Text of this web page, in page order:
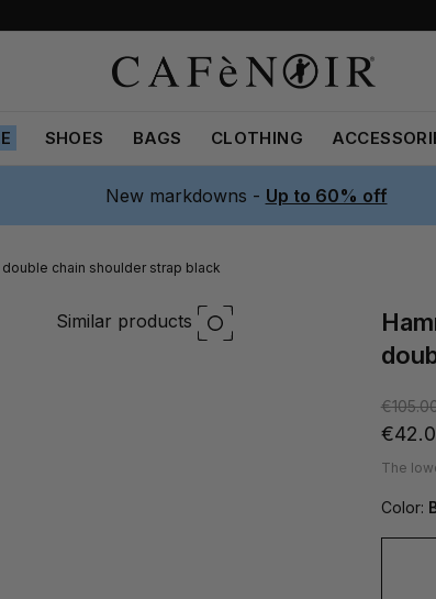
SHOES BAGS CLOTHING
New markdowns - Up to 60% off
chain shoulder strap black
Similar products
hammered leather clutch bag with
The
Color: